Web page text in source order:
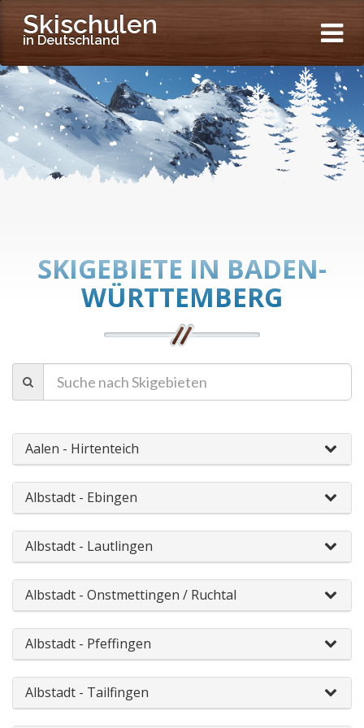
Skischulen
in Deutschland
SKIGEBIETE IN BADEN-
WÜRTTEMBERG
Aalen - Hirtenteich
Albstadt - Ebingen
Albstadt - Lautlingen
Albstadt - Onstmettingen / Ruchtal
Albstadt - Pfeffingen
Albstadt - Tailfingen